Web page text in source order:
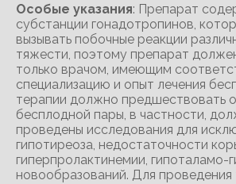
Особые указания: Препарат
субстанции гонадотропинов,
вызывать побочные реакции
тяжести, поэтому препарат
только врачом, имеющим
специализацию и опыт лечения
терапии должно предшествовать
бесплодной пары, в частности,
проведены исследования для
гипотиреоза, недостаточности
гиперпролактинемии, гипоталамо-
новообразований. Для проведения